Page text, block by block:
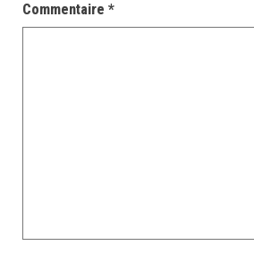
Commentaire *